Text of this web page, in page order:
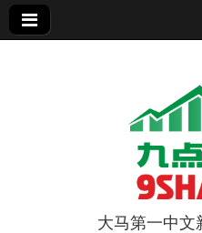
大马第一中文